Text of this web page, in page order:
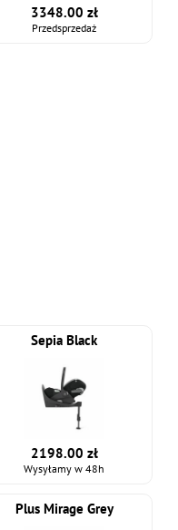
3348.00 zł
Przedsprzedaż
Sepia Black
2198.00 zł
Wysyłamy w 48h
Plus Mirage Grey